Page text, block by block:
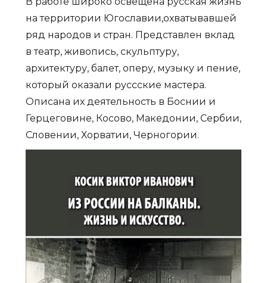
на территории Югославии,охватывавшей
ряд народов и стран. Представлен вклад
в театр, живопись, скульптуру,
архитектуру, балет, оперу, музыку и пение,
который оказали руссские мастера.
Описана их деятельность в Боснии и
Герцеговине, Косово, Македонии, Сербии,
Словении, Хорватии, Черногории.